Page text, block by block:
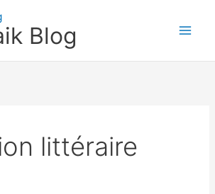
Blog
littéraire